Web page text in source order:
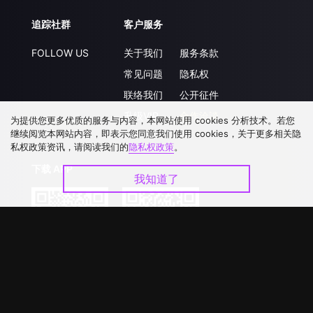
追踪社群
FOLLOW US
客户服务
关于我们
常见问题
联络我们
升级VIP
服务条款
隐私权
公开征件
合作洽談
下载 APP
为提供您更多优质的服务与内容，本网站使用 cookies 分析技术。若您
继续阅览本网站内容，即表示您同意我们使用 cookies，关于更多相关隐
私权政策资讯，请阅读我们的隐私权政策。
我知道了